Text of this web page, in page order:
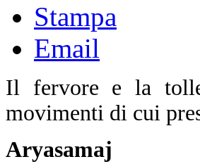
Stampa
Email
Il fervore e la
movimenti di cui
Aryasamaj